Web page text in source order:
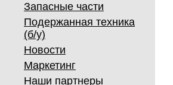
Запасные части
Подержанная техника
(б/у)
Новости
Маркетинг
Наши партнеры